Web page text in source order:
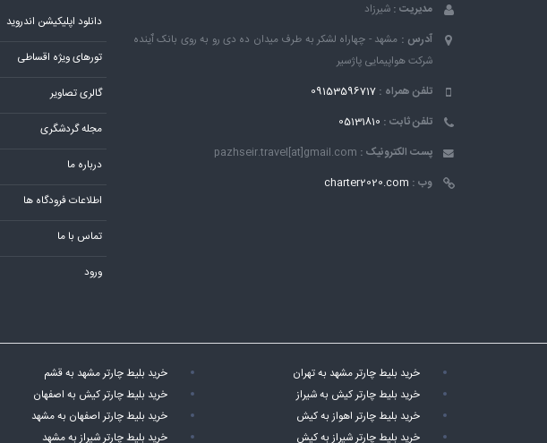
مدیریت : شیرزاد
آدرس : مشهد - چهاراه لشکر به طرف میدان ده دی رو به روی بانک ٱینده
شرکت هواپیمایی پاژسیر
تلفن همراه : 09153596717
تلفن ثابت : 05131810
پست الکترونیک : pazhseir.travel[at]gmail.com
وب : charter2020.com
دانلود اپلیکیشن اندروید
تورهای ویژه اقساطی
گالری تصاویر
مجله گردشگری
درباره ما
اطلاعات فرودگاه ها
تماس با ما
ورود
خرید بلیط چارتر مشهد به تهران خرید بلیط چارتر مشهد به قشم
خرید بلیط چارتر کیش به شیراز
خرید بلیط چارتر کیش به اصفهان
خرید بلیط چارتر اهواز به کیش
خرید بلیط چارتر اصفهان به مشهد
خرید بلیط چارتر شیراز به کیش
خرید بلیط چارتر شیراز به مشهد